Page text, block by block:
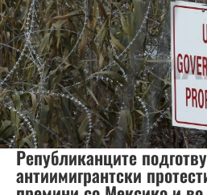
Републиканците
антиимигрантски